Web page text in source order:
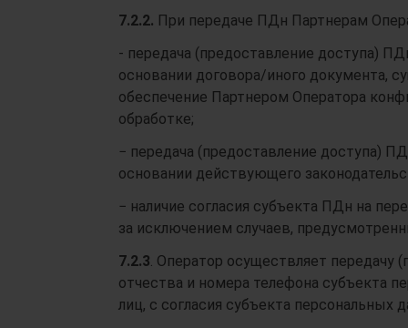
7.2.2. При передаче ПДн Партнерам
- передача (предоставление доступа)
основании договора/иного документа,
обеспечение Партнером Оператора
обработке;
− передача (предоставление доступа)
основании действующего
− наличие согласия субъекта ПДн на
за исключением случаев,
7.2.3. Оператор осуществляет передачу
отчества и номера телефона субъекта
лиц, с согласия субъекта персональных